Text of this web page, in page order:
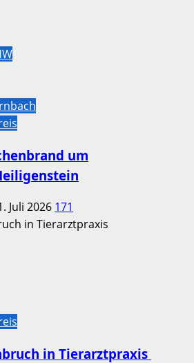
um
Juli 2026 171
in Tierarztpraxis